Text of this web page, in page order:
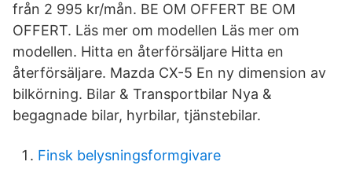
från 2 995 kr/mån. BE OM OFFERT BE OM
OFFERT. Läs mer om modellen Läs mer om
modellen. Hitta en återförsäljare Hitta en
återförsäljare. Mazda CX-5 En ny dimension av
bilkörning. Bilar & Transportbilar Nya &
begagnade bilar, hyrbilar, tjänstebilar.
Finsk belysningsformgivare